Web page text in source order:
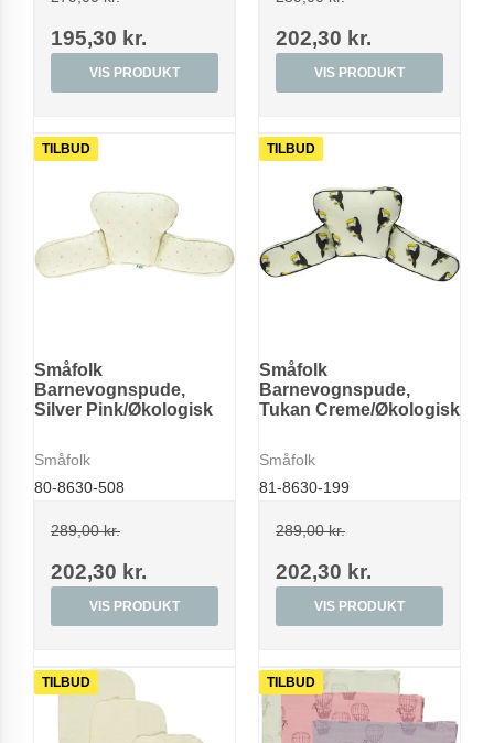
195,30 kr.
VIS PRODUKT
202,30 kr.
VIS PRODUKT
TILBUD
Småfolk
Barnevognspude,
Silver Pink/Økologisk
Småfolk
80-8630-508
289,00 kr.
202,30 kr.
VIS PRODUKT
TILBUD
Småfolk
Barnevognspude,
Tukan Creme/Økologisk
Småfolk
81-8630-199
289,00 kr.
202,30 kr.
VIS PRODUKT
TILBUD TILBUD